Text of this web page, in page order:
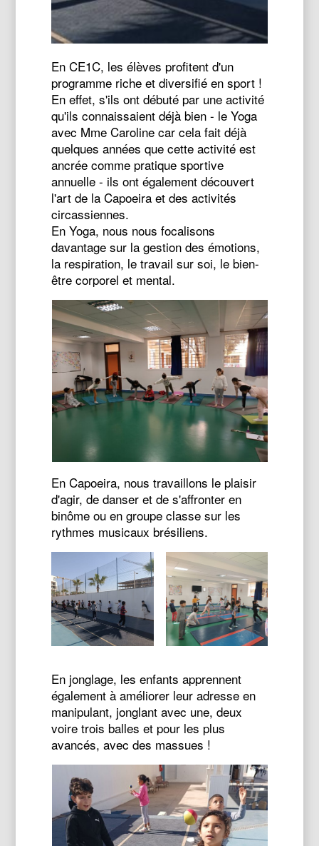
En CE1C, les élèves profitent d'un
programme riche et diversifié en sport !
En effet, s'ils ont débuté par une activité
qu'ils connaissaient déjà bien - le Yoga
avec Mme Caroline car cela fait déjà
quelques années que cette activité est
ancrée comme pratique sportive
annuelle - ils ont également découvert
l'art de la Capoeira et des activités
circassiennes.
En Yoga, nous nous focalisons
davantage sur la gestion des émotions,
la respiration, le travail sur soi, le bien-
être corporel et mental.
En Capoeira, nous travaillons le plaisir
d'agir, de danser et de s'affronter en
binôme ou en groupe classe sur les
rythmes musicaux brésiliens.
En jonglage, les enfants apprennent
également à améliorer leur adresse en
manipulant, jonglant avec une, deux
voire trois balles et pour les plus
avancés, avec des massues !